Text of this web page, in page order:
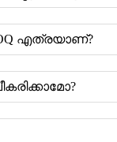
എത്രയാണ്?